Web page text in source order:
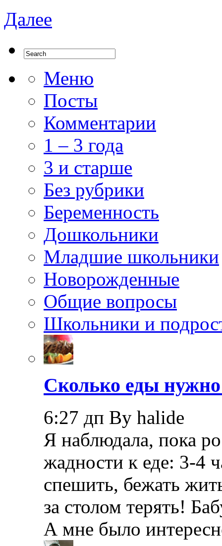
Далее
Меню
Посты
Комментарии
1 – 3 года
3 и старше
Без рубрики
Беременность
Дошкольники
Младшие школьники
Новорожденные
Общие вопросы
Школьники и
Сколько еды
6:27 дп By halide
Я наблюдала, пока
жадности к еде: 3-4
спешить, бежать
за столом терять!
А мне было